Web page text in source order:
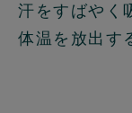
汗をすばやく
体温を放出す